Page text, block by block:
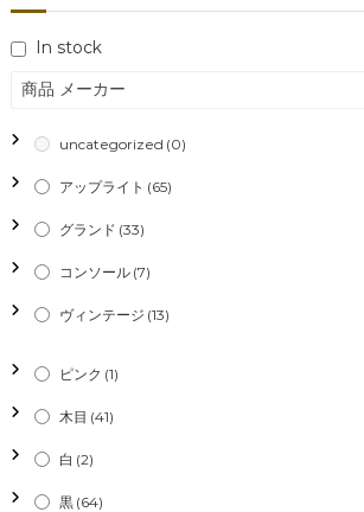
ナ
ビ
ゲ
ー
シ
ョ
In stock
商品 メーカー
uncategorized (0)
アップライト (65)
グランド (33)
コンソール (7)
ヴィンテージ (13)
ピンク (1)
木目 (41)
白 (2)
黒 (64)